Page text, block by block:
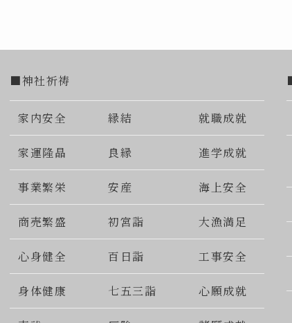
■神社祈祷
家内安全 縁結 就職成就
家運隆晶 良縁 進学成就
事業繁栄 安産 海上安全
商売繁盛 初宮詣 大漁満足
心身健全 百日詣 工事安全
身体健康 七五三詣 心願成就